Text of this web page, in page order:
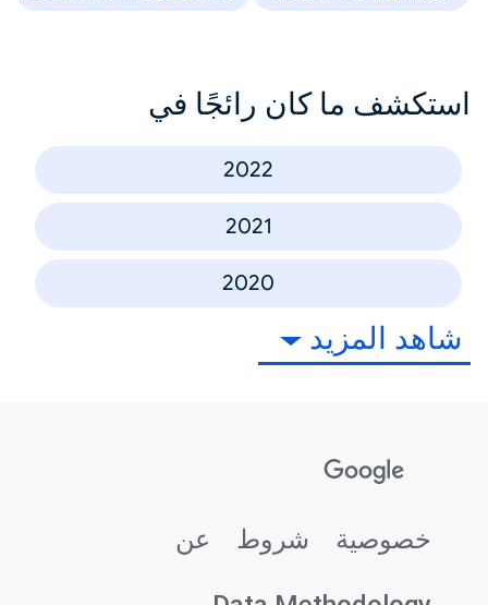
استكشف ما كان رائجًا في
2022
2021
2020
شاهد المزيد
خصوصية شروط عن